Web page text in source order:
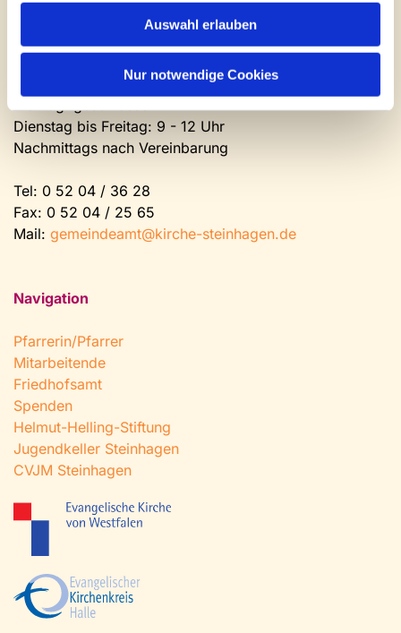
Auswahl erlauben
Nur notwendige Cookies
Kontakt und Öffnungszeiten
Dienstag bis Freitag: 9 - 12 Uhr
Nachmittags nach Vereinbarung
Tel: 0 52 04 / 36 28
Fax: 0 52 04 / 25 65
Mail: gemeindeamt@kirche-steinhagen.de
Navigation
Pfarrerin/Pfarrer
Mitarbeitende
Friedhofsamt
Spenden
Helmut-Helling-Stiftung
Jugendkeller Steinhagen
CVJM Steinhagen